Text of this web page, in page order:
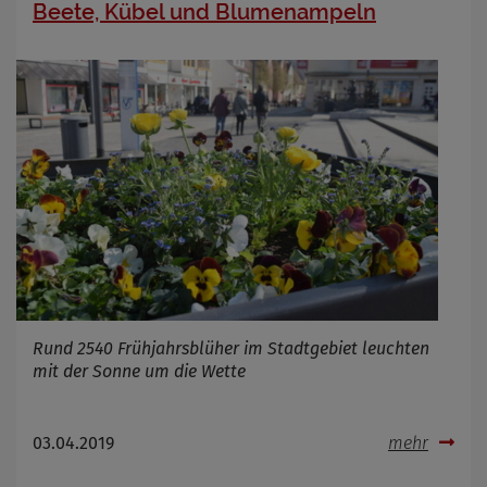
Beete, Kübel und Blumenampeln
Rund 2540 Frühjahrsblüher im Stadtgebiet leuchten
mit der Sonne um die Wette
03.04.2019 mehr
Anbieter
Cookie Name
Cookie Laufzeit
Infos schließen